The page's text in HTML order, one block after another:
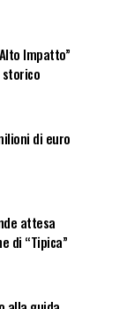
Impatto”
di euro
attesa
di “Tipica”